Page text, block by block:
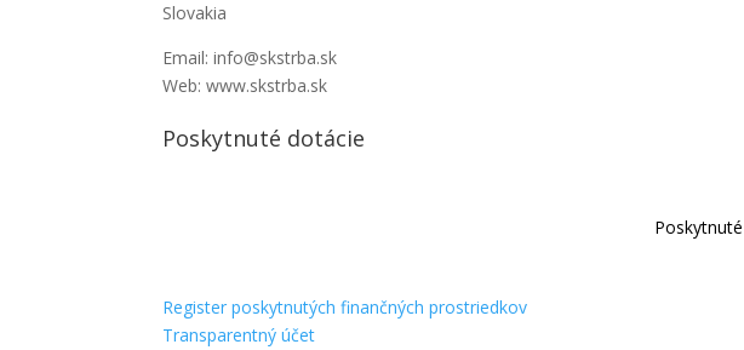
Slovakia
Email: info@skstrba.sk
Web: www.skstrba.sk
Poskytnuté dotácie
Register poskytnutých finančných prostriedkov
Transparentný účet